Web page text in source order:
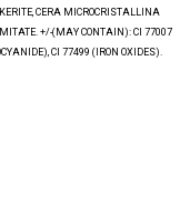
CERA MICROCRISTALLINA
+/-(MAY CONTAIN): CI 77007
CI 77499 (IRON OXIDES).